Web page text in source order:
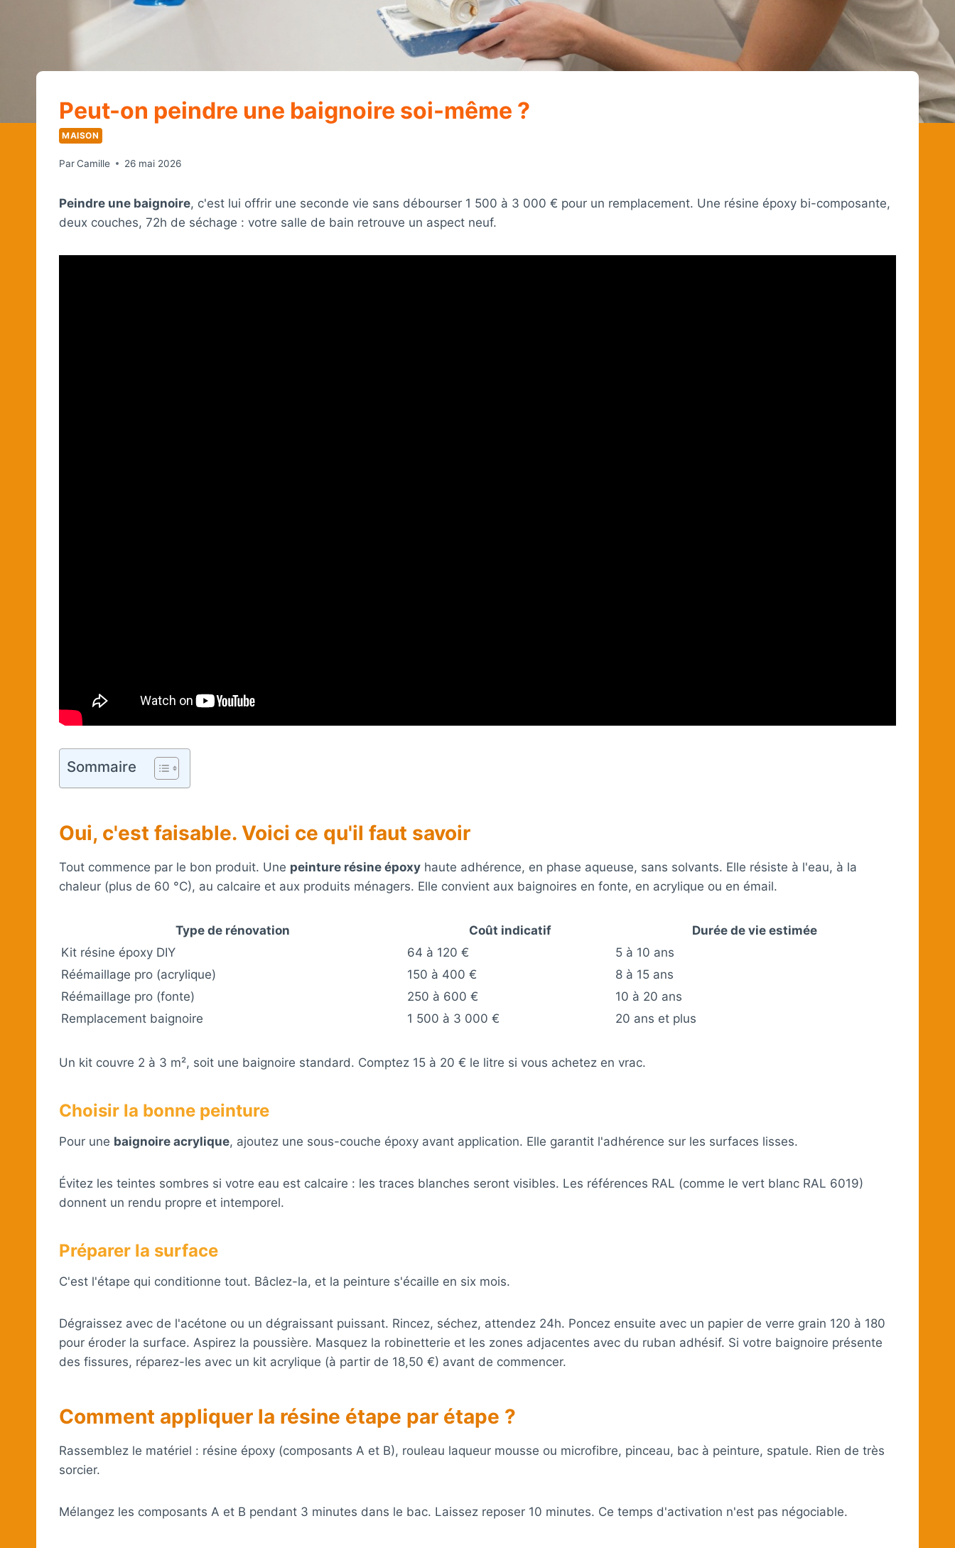
Peut-on peindre une baignoire soi-même ?
MAISON
ParCamille 26 mai 2026
Peindre une baignoire, c'est lui offrir une seconde vie sans débourser 1 500 à 3 000 € pour un remplacement. Une résine époxy bi-composante,
deux couches, 72h de séchage : votre salle de bain retrouve un aspect neuf.
Sommaire
Oui, c'est faisable. Voici ce qu'il faut savoir
Tout commence par le bon produit. Une peinture résine époxy haute adhérence, en phase aqueuse, sans solvants. Elle résiste à l'eau, à la
chaleur (plus de 60 °C), au calcaire et aux produits ménagers. Elle convient aux baignoires en fonte, en acrylique ou en émail.
Type de rénovation Coût indicatif
Durée de vie estimée
Kit résine époxy DIY
64 à 120 €
5 à 10 ans
Réémaillage pro (acrylique)
150 à 400 €
8 à 15 ans
Réémaillage pro (fonte)
250 à 600 €
10 à 20 ans
Remplacement baignoire
1 500 à 3 000 € 20 ans et plus
Un kit couvre 2 à 3 m², soit une baignoire standard. Comptez 15 à 20 € le litre si vous achetez en vrac.
Choisir la bonne peinture
Pour une baignoire acrylique, ajoutez une sous-couche époxy avant application. Elle garantit l'adhérence sur les surfaces lisses.
Évitez les teintes sombres si votre eau est calcaire : les traces blanches seront visibles. Les références RAL (comme le vert blanc RAL 6019)
donnent un rendu propre et intemporel.
Préparer la surface
C'est l'étape qui conditionne tout. Bâclez-la, et la peinture s'écaille en six mois.
Dégraissez avec de l'acétone ou un dégraissant puissant. Rincez, séchez, attendez 24h. Poncez ensuite avec un papier de verre grain 120 à 180
pour éroder la surface. Aspirez la poussière. Masquez la robinetterie et les zones adjacentes avec du ruban adhésif. Si votre baignoire présente
des fissures, réparez-les avec un kit acrylique (à partir de 18,50 €) avant de commencer.
Comment appliquer la résine étape par étape ?
Rassemblez le matériel : résine époxy (composants A et B), rouleau laqueur mousse ou microfibre, pinceau, bac à peinture, spatule. Rien de très
sorcier.
Mélangez les composants A et B pendant 3 minutes dans le bac. Laissez reposer 10 minutes. Ce temps d'activation n'est pas négociable.